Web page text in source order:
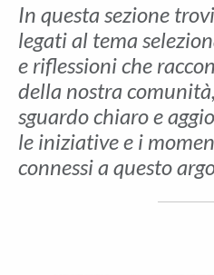
In questa sezione
legati al tema
e riflessioni che
della nostra
sguardo chiaro e
le iniziative e i
connessi a questo